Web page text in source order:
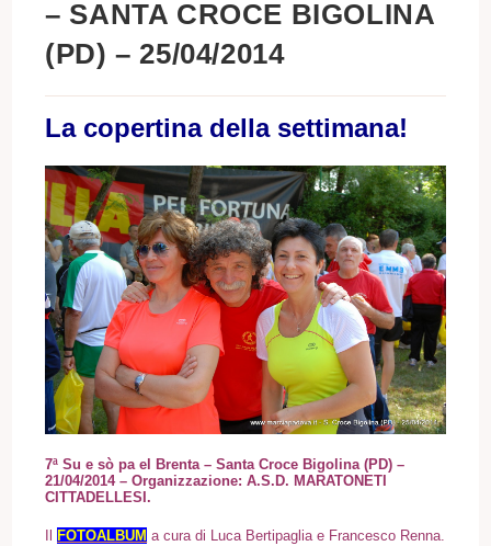
– SANTA CROCE BIGOLINA
(PD) – 25/04/2014
La copertina della settimana!
7ª Su e sò pa el Brenta – Santa Croce Bigolina (PD) –
21/04/2014– Organizzazione: A.S.D. MARATONETI
CITTADELLESI.
FOTOALBUM a cura di Luca Bertipaglia e Francesco Renna.